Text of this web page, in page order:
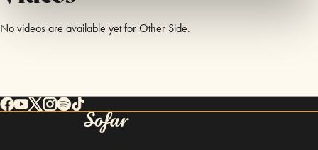
No videos are available yet for Other Side.